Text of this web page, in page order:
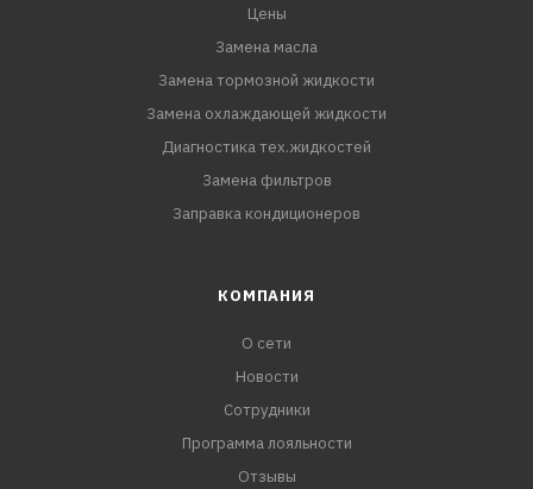
Цены
Замена масла
Замена тормозной жидкости
Замена охлаждающей жидкости
Диагностика тех.жидкостей
Замена фильтров
Заправка кондиционеров
КОМПАНИЯ
О сети
Новости
Сотрудники
Программа лояльности
Отзывы